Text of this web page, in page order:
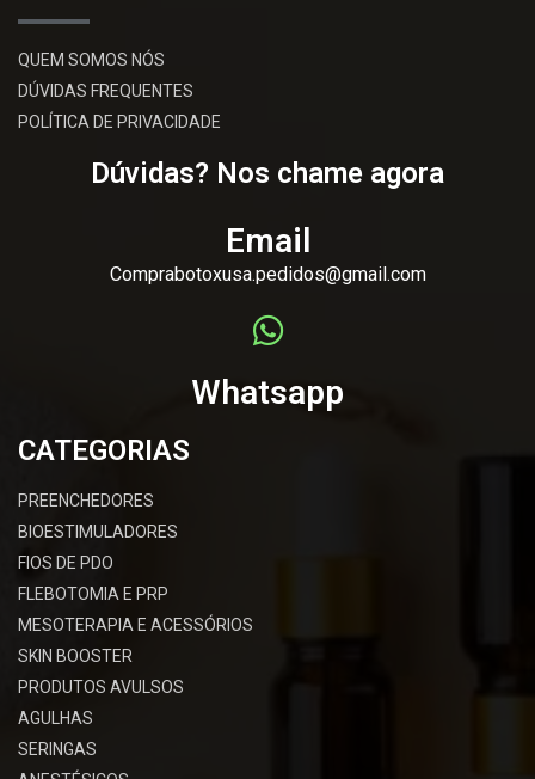
QUEM SOMOS NÓS
DÚVIDAS FREQUENTES
POLÍTICA DE PRIVACIDADE
Dúvidas? Nos chame agora
Email
Comprabotoxusa.pedidos@gmail.com
Whatsapp
CATEGORIAS
PREENCHEDORES
BIOESTIMULADORES
FIOS DE PDO
FLEBOTOMIA E PRP
MESOTERAPIA E ACESSÓRIOS
SKIN BOOSTER
PRODUTOS AVULSOS
AGULHAS
SERINGAS